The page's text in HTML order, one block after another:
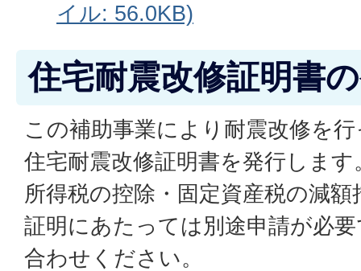
イル: 56.0KB)
住宅耐震改修証明書
この補助事業により耐震改修を
住宅耐震改修証明書を発行しま
所得税の控除・固定資産税の減
証明にあたっては別途申請が必
合わせください。